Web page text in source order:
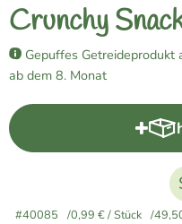
Verkauf
Lieferservice
Crunchy
Gepuffes
ab dem 8. Monat
#40085 0,99 €/ Stück